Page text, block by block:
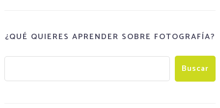
¿QUÉ QUIERES APRENDER SOBRE FOTOGRAFÍA?